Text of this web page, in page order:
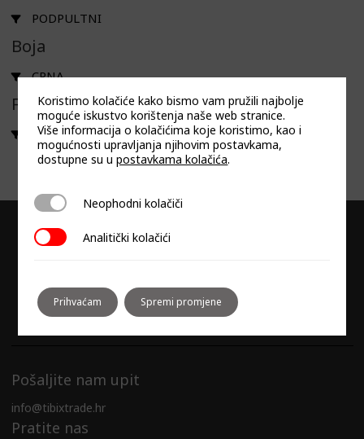
PODPULTNI
Boja
CRNA
Filtriraj prema linija
DUNAVOX FLOW
Pošaljite nam upit
info@tibixtrade.hr
Pratite nas
Koristimo kolačiće kako bismo vam pružili najbolje
moguće iskustvo korištenja naše web stranice.
Više informacija o kolačićima koje koristimo, kao i
mogućnosti upravljanja njihovim postavkama,
dostupne su upostavkama kolačića.
Neophodni kolačiči
Neophodni kolačiči
Analitički kolačići
Analitički kolačići
Prihvaćam Spremi promjene